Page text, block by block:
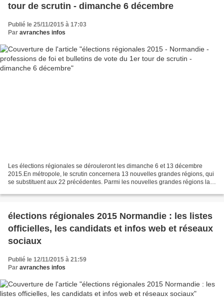
tour de scrutin - dimanche 6 décembre
Publié le 25/11/2015 à 17:03
Par avranches infos
Les élections régionales se dérouleront les dimanche 6 et 13 décembre
2015.En métropole, le scrutin concernera 13 nouvelles grandes régions, qui
se substituent aux 22 précédentes. Parmi les nouvelles grandes régions la
élections régionales 2015 Normandie : les listes
officielles, les candidats et infos web et réseaux
sociaux
Publié le 12/11/2015 à 21:59
Par avranches infos